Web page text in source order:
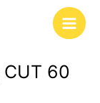
Main
60